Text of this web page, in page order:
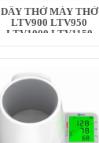
DÂY THỞ MÁY THỞ
LTV900 LTV950
LTV1000 LTV1150